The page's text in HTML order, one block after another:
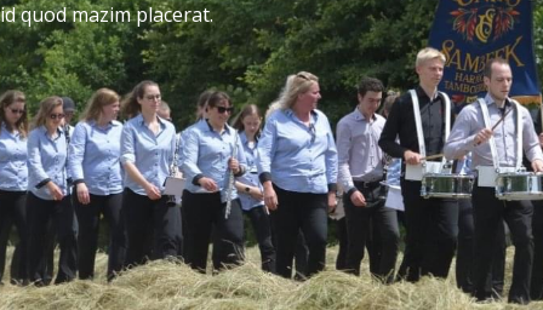
id quod mazim placerat.